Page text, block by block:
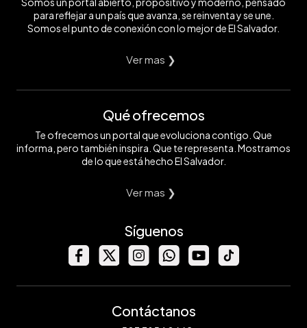
para reflejar a un país que avanza, se reinventa y se une.
Somos el punto de conexión con lo mejor de El Salvador.
Ver mas ❯
Qué ofrecemos
Te ofrecemos un portal que evoluciona contigo. Que
informa, pero también inspira. Que te representa. Mostramos
de lo que está hecho El Salvador.
Ver mas ❯
Síguenos
Contáctanos